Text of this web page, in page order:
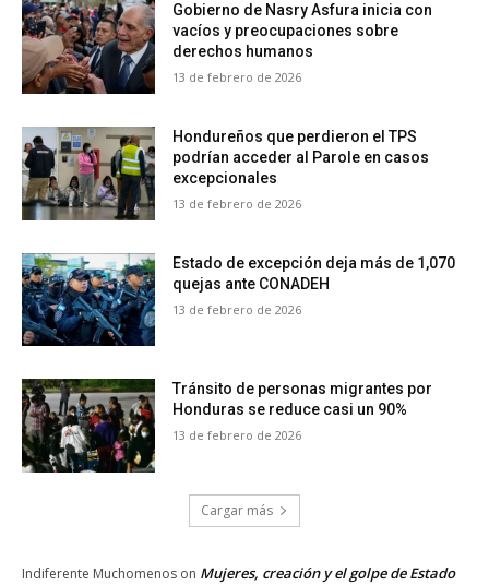
Gobierno de Nasry Asfura inicia con
vacíos y preocupaciones sobre
derechos humanos
13 de febrero de 2026
Hondureños que perdieron el TPS
podrían acceder al Parole en casos
excepcionales
13 de febrero de 2026
Estado de excepción deja más de 1,070
quejas ante CONADEH
13 de febrero de 2026
Tránsito de personas migrantes por
Honduras se reduce casi un 90%
13 de febrero de 2026
Cargar más
Indiferente Muchomenos on Mujeres, creación y el golpe de Estado